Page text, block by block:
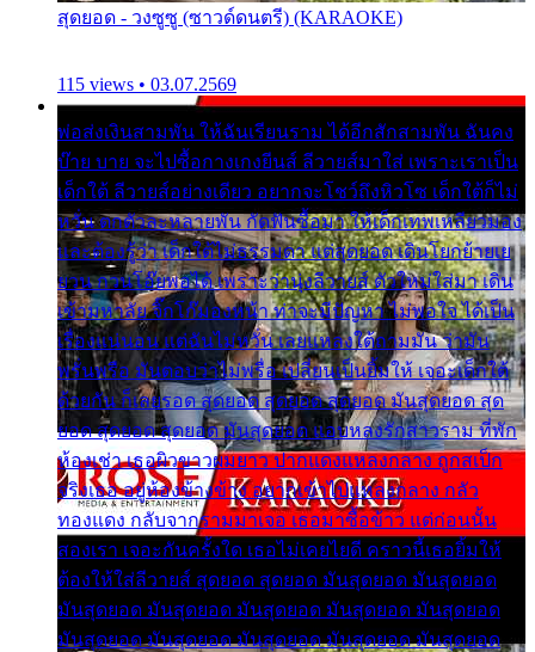
สุดยอด - วงซูซู (ซาวด์ดนตรี) (KARAOKE)
115 views • 03.07.2569
พ่อส่งเงินสามพัน ให้ฉันเรียนราม ได้อีกสักสามพัน ฉันคง
บ๊าย บาย จะไปซื้อกางเกงยีนส์ ลีวายส์มาใส่ เพราะเราเป็น
เด็กใต้ ลีวายส์อย่างเดียว อยากจะโชว์ถึงหิวโซ เด็กใต้ก็ไม่
หวั่น ตกตัวละหลายพัน กัดฟันซื้อมา ให้เด็กเทพเหลียวมอง
และต้องรู้ว่า เด็กใต้ไม่ธรรมดา แต่สุดยอด เดินโยกย้ายเย
ยวน กวนโอ๊ยพอได้ เพราะว่านุ่งลีวายส์ ตัวใหม่ใส่มา เดิน
เข้ามหาลัย จิ๊กโก๊มองหน้า ท่าจะมีปัญหา ไม่พอใจ ได้เป็น
เรื่องแน่นอน แต่ฉันไม่หวั่น เลยแหลงใต้ถามมัน ว่ามัน
พรั่นพรือ มันตอบว่าไม่พรื่อ เปลี่ยนเป็นยิ้มให้ เจอะเด็กใต้
ด้วยกัน ก็เลยรอด สุดยอด สุดยอด สุดยอด มันสุดยอด สุด
ยอด สุดยอด สุดยอด มันสุดยอด แอบหลงรักสาวราม ที่พัก
ห้องเช่า เธอผิวขาวผมยาว ปากแดงแหลงกลาง ถูกสเป็ก
จริงเธอ อยู่ห้องข้างข้าง อยากเข้าไปแหลงกลาง กลัว
ทองแดง กลับจากรามมาเจอ เธอมาซื้อข้าว แต่ก่อนนั้น
สองเรา เจอะกันครั้งใด เธอไม่เคยไยดี คราวนี้เธอยิ้มให้
ต้องให้ใส่ลีวายส์ สุดยอด สุดยอด มันสุดยอด มันสุดยอด
มันสุดยอด มันสุดยอด มันสุดยอด มันสุดยอด มันสุดยอด
มันสุดยอด มันสุดยอด มันสุดยอด มันสุดยอด มันสุดยอด